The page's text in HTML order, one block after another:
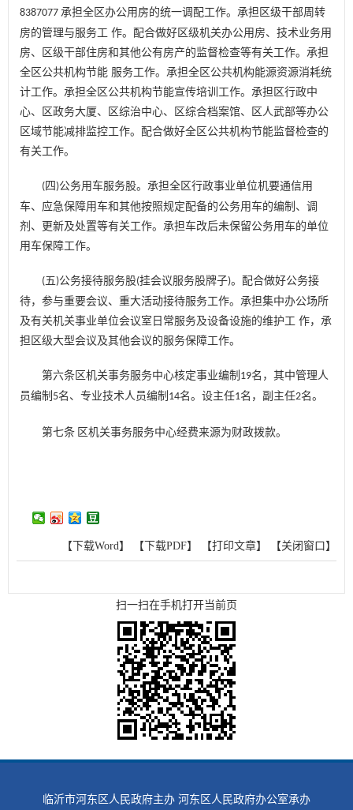
8387077承担全区办公用房的统一调配工作。承担区级干部周转
房的管理与服务工 作。配合做好区级机关办公用房、技术业务用
房、区级干部住房和其他公有房产的监督检查等有关工作。承担
全区公共机构节能 服务工作。承担全区公共机构能源资源消耗统
计工作。承担全区公共机构节能宣传培训工作。承担区行政中
心、区政务大厦、区综治中心、区综合档案馆、区人武部等办公
区域节能减排监控工作。配合做好全区公共机构节能监督检查的
有关工作。
(四)公务用车服务股。承担全区行政事业单位机要通信用
车、应急保障用车和其他按照规定配备的公务用车的编制、调
剂、更新及处置等有关工作。承担车改后未保留公务用车的单位
用车保障工作。
(五)公务接待服务股(挂会议服务股牌子)。配合做好公务接
待，参与重要会议、重大活动接待服务工作。承担集中办公场所
及有关机关事业单位会议室日常服务及设备设施的维护工 作，承
担区级大型会议及其他会议的服务保障工作。
第六条区机关事务服务中心核定事业编制 19名，其中管理人
员编制 5名、专业技术人员编制 14名。设主任1名，副主任2名。
第七条 区机关事务服务中心经费来源为财政拨款。
【下载Word】 【下载PDF】 【打印文章】 【关闭窗口】
扫一扫在手机打开当前页
临沂市河东区人民政府主办 河东区人民政府办公室承办